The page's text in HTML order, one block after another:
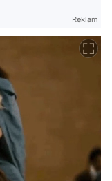
Reklam